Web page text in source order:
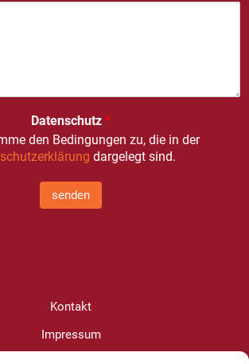
Datenschutz *
den Bedingungen zu, die in der
dargelegt sind.
senden
Kontakt
Impressum